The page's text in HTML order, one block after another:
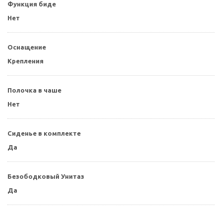
Функция биде
Нет
Оснащение
Крепления
Полочка в чаше
Нет
Сиденье в комплекте
Да
Безободковый Унитаз
Да